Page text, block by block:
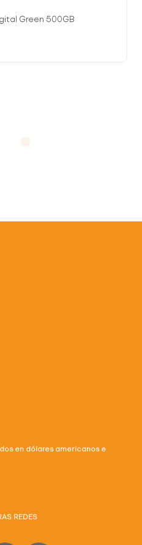
Green 500GB
en dólares americanos e
REDES